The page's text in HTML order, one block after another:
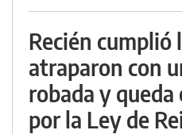
Recién cumplió
atraparon con
robada y
por la Ley de